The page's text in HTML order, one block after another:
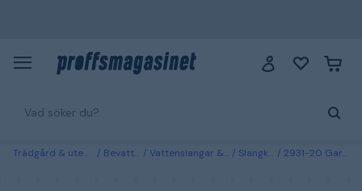
Trädgård & utemiljö Bevattning Vattenslangar & kopplingar Slangkopplingar 2931-20 Gardena Skarvkontakt 1/2"